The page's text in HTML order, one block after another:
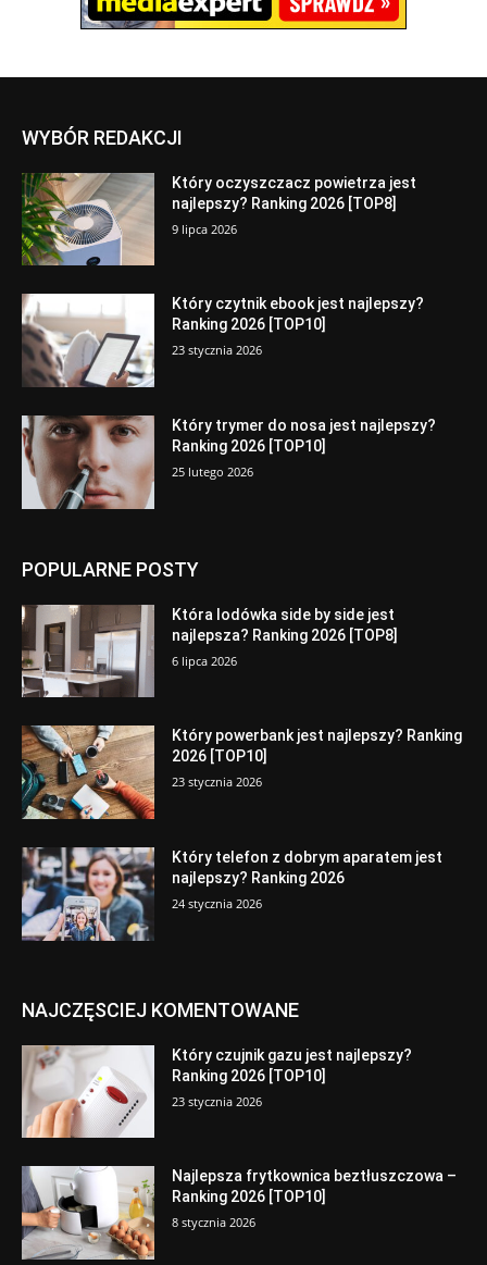
WYBÓR REDAKCJI
Który oczyszczacz powietrza jest
najlepszy? Ranking 2026 [TOP8]
9 lipca 2026
Który czytnik ebook jest najlepszy?
Ranking 2026 [TOP10]
23 stycznia 2026
Który trymer do nosa jest najlepszy?
Ranking 2026 [TOP10]
25 lutego 2026
POPULARNE POSTY
Która lodówka side by side jest
najlepsza? Ranking 2026 [TOP8]
6 lipca 2026
Który powerbank jest najlepszy? Ranking
2026 [TOP10]
23 stycznia 2026
Który telefon z dobrym aparatem jest
najlepszy? Ranking 2026
24 stycznia 2026
NAJCZĘSCIEJ KOMENTOWANE
Który czujnik gazu jest najlepszy?
Ranking 2026 [TOP10]
23 stycznia 2026
Najlepsza frytkownica beztłuszczowa –
Ranking 2026 [TOP10]
8 stycznia 2026